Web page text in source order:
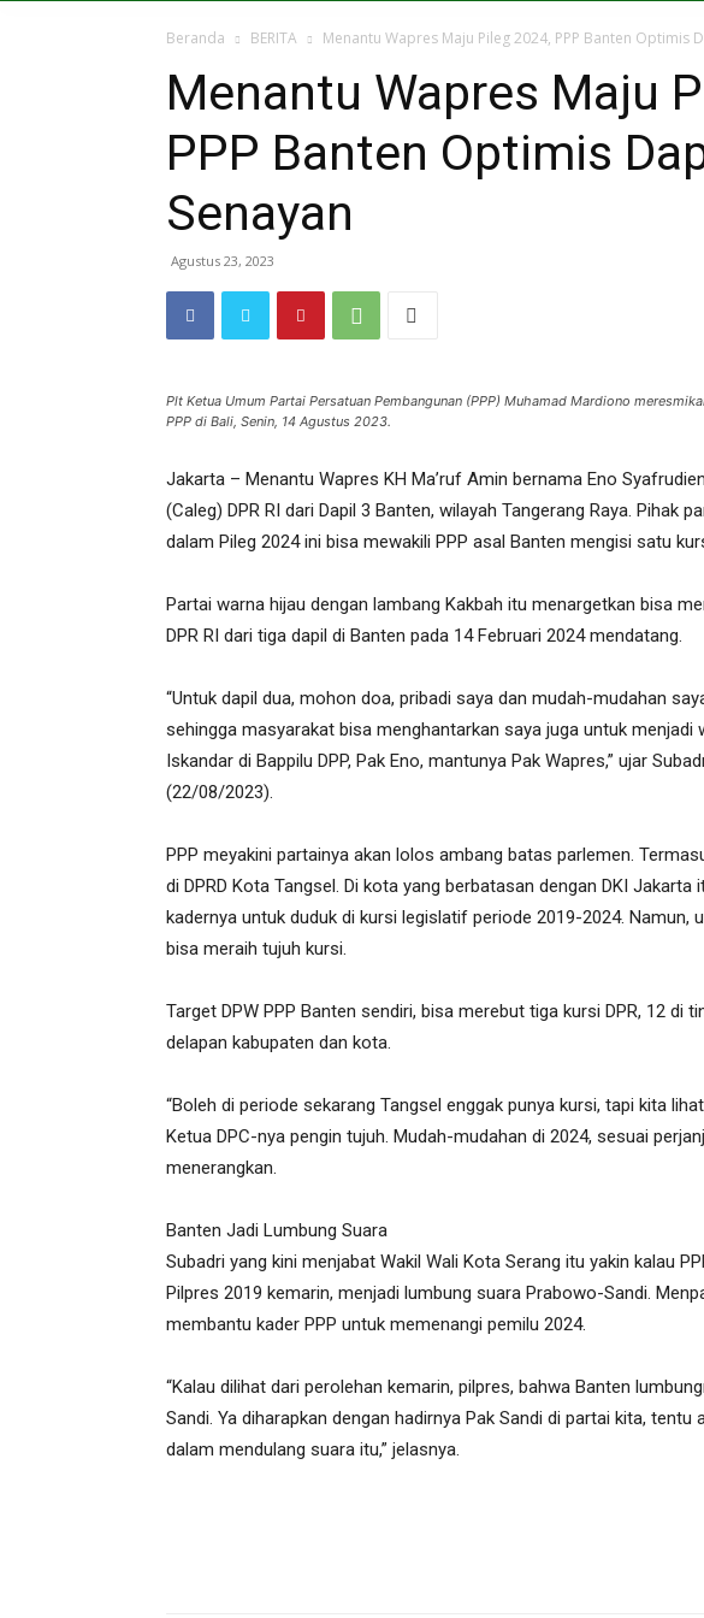
Beranda BERITA Menantu Wapres Maju Pileg 2024, PPP Banten Optimis
Menantu Wapres Maju
PPP Banten Optimis
Senayan
Agustus 23, 2023
Plt Ketua Umum Partai Persatuan Pembangunan (PPP) Muhamad Mardiono
PPP di Bali, Senin, 14 Agustus 2023.
Jakarta – Menantu Wapres KH Ma’ruf Amin bernama Eno
(Caleg) DPR RI dari Dapil 3 Banten, wilayah Tangerang Raya. Pihak
dalam Pileg 2024 ini bisa mewakili PPP asal Banten mengisi satu
Partai warna hijau dengan lambang Kakbah itu menargetkan bisa
DPR RI dari tiga dapil di Banten pada 14 Februari 2024 mendatang.
“Untuk dapil dua, mohon doa, pribadi saya dan mudah-mudahan
sehingga masyarakat bisa menghantarkan saya juga untuk menjadi
Iskandar di Bappilu DPP, Pak Eno, mantunya Pak Wapres,” ujar
(22/08/2023).
PPP meyakini partainya akan lolos ambang batas parlemen.
di DPRD Kota Tangsel. Di kota yang berbatasan dengan DKI
kadernya untuk duduk di kursi legislatif periode 2019-2024. Namun,
bisa meraih tujuh kursi.
Target DPW PPP Banten sendiri, bisa merebut tiga kursi DPR, 12 di
delapan kabupaten dan kota.
“Boleh di periode sekarang Tangsel enggak punya kursi, tapi kita
Ketua DPC-nya pengin tujuh. Mudah-mudahan di 2024, sesuai
menerangkan.
Banten Jadi Lumbung Suara
Subadri yang kini menjabat Wakil Wali Kota Serang itu yakin kalau
Pilpres 2019 kemarin, menjadi lumbung suara Prabowo-Sandi.
membantu kader PPP untuk memenangi pemilu 2024.
“Kalau dilihat dari perolehan kemarin, pilpres, bahwa Banten
Sandi. Ya diharapkan dengan hadirnya Pak Sandi di partai kita,
dalam mendulang suara itu,” jelasnya.